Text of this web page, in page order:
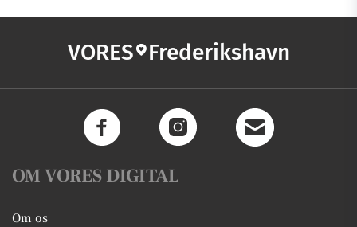
VORES Frederikshavn
OM VORES DIGITAL
Om os